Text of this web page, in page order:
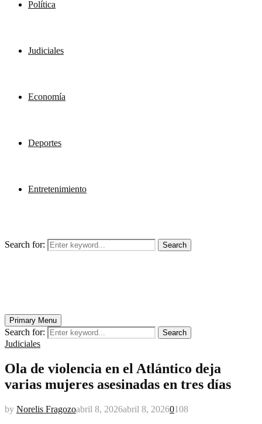
Política
Judiciales
Economía
Deportes
Entretenimiento
Search for: Search
Primary Menu
Search for: Search
Judiciales
Ola de violencia en el Atlántico deja
varias mujeres asesinadas en tres días
by Norelis Fragozoabril 8, 2026abril 8, 20260108